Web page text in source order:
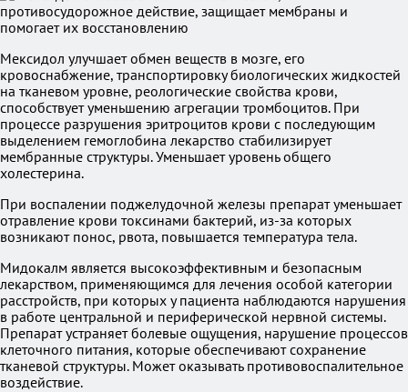
Мексидол улучшает обмен веществ в мозге, его
кровоснабжение, транспортировку биологических жидкостей
на тканевом уровне, реологические свойства крови,
способствует уменьшению агрегации тромбоцитов. При
процессе разрушения эритроцитов крови с последующим
выделением гемоглобина лекарство стабилизирует
мембранные структуры. Уменьшает уровень общего
холестерина.
При воспалении поджелудочной железы препарат уменьшает
отравление крови токсинами бактерий, из-за которых
возникают понос, рвота, повышается температура тела.
Мидокалм является высокоэффективным и безопасным
лекарством, применяющимся для лечения особой категории
расстройств, при которых у пациента наблюдаются нарушения
в работе центральной и периферической нервной системы.
Препарат устраняет болевые ощущения, нарушение процессов
клеточного питания, которые обеспечивают сохранение
тканевой структуры. Может оказывать противовоспалительное
воздействие.